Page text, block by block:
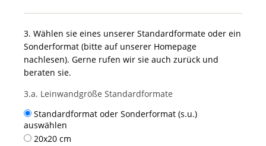
3. Wählen sie eines unserer Standardformate oder ein
Sonderformat (bitte auf unserer Homepage
nachlesen). Gerne rufen wir sie auch zurück und
beraten sie.
3.a. Leinwandgröße Standardformate
Standardformat oder Sonderformat (s.u.)
auswählen
20x20 cm